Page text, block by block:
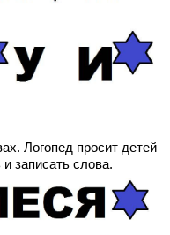
Логопед просит детей
записать слова.